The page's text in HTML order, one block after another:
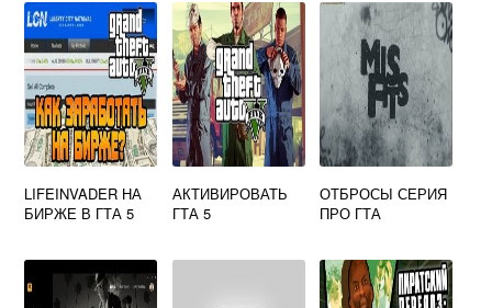
LIFEINVADER НА
БИРЖЕ В ГТА 5
АКТИВИРОВАТЬ
ГТА 5
ОТБРОСЫ СЕРИЯ
ПРО ГТА